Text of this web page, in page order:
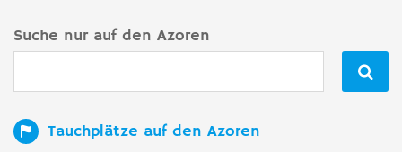
Suche nur auf den Azoren

Tauchplätze auf den Azoren